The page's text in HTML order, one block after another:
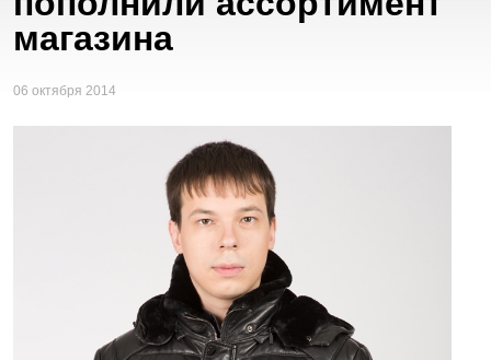
магазина
06 октября 2014